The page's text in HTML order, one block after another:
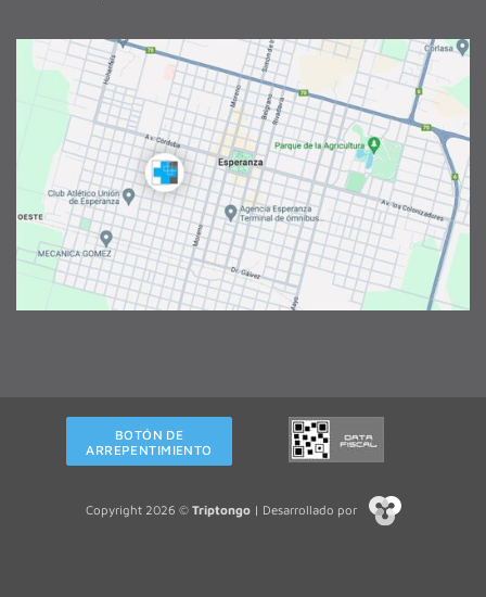
BOTÓN DE
ARREPENTIMIENTO
Copyright 2026 © Triptongo| Desarrollado por